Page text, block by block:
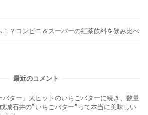
！？コンビニ＆スーパーの紅茶飲料を飲み比べ
最近のコメント
ター」大ヒットのいちごバターに続き、数量
成城石井の“いちごバター”って本当に美味しい